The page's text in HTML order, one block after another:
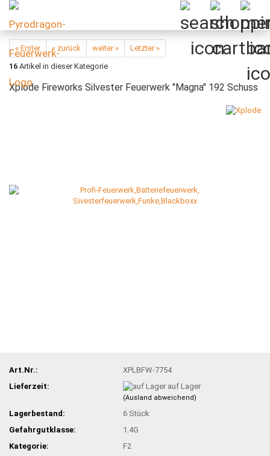
« Erster « zurück weiter »
Letzter »
16 Artikel in dieser Kategorie
Xplode Fireworks Silvester Feuerwerk "Magna" 192 Schuss
Art.Nr.:
XPLBFW-7754
Lieferzeit:
auf Lager
(Ausland abweichend)
Lagerbestand: 6 Stück
Gefahrgutklasse:
1.4G
Kategorie:
F2